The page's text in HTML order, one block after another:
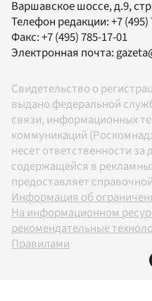
Варшавское шоссе, д.9,
Телефон редакции:+7
Факс:+7 (495) 785-17-01
Электронная почта:
Свидетельство о
выдано федеральной
связи, информационных
коммуникаций
несет ответственности
содержащейся в
предоставляет
Информация об
На информационном
рекомендательные
Правилами